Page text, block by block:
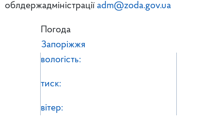
облдержадміністрації adm@zoda.gov.ua
Погода
Запоріжжя
вологість:
тиск:
вітер: